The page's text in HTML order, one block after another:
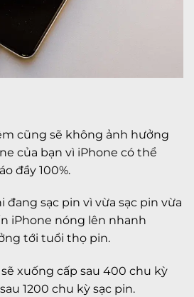
cũng sẽ không ảnh hưởng
của bạn vì iPhone có thể
đầy 100%.
đang sạc pin vì vừa sạc pin vừa
iPhone nóng lên nhanh
tới tuổi thọ pin.
xuống cấp sau 400 chu kỳ
1200 chu kỳ sạc pin.